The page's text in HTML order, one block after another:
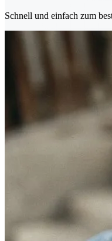
Schnell und einfach zum